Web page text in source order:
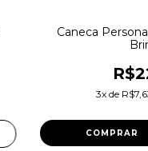
Caneca
3x de